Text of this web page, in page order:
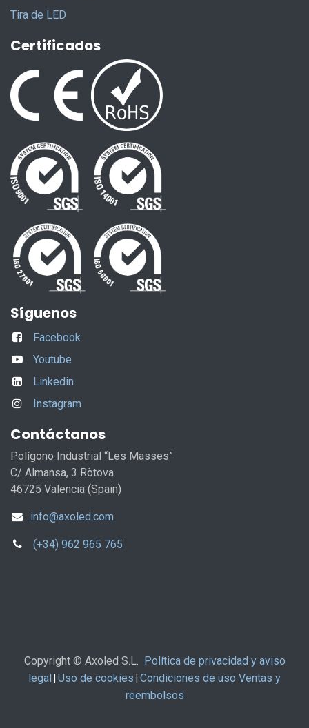
Tira de LED
Certificados
Síguenos
Facebook
Youtube
Linkedin
Instagram
Contáctanos
Polígono Industrial “Les Masses”
C/ Almansa, 3 Ròtova
46725 Valencia (Spain)
info@axoled.com
(+34) 962 965 765
Copyright © Axoled S.L.
Política de privacidad y aviso
legal Uso de cookies Condiciones de uso Ventas y
reembolsos